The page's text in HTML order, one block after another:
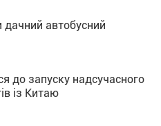
дачний автобусний
до запуску надсучасного
із Китаю